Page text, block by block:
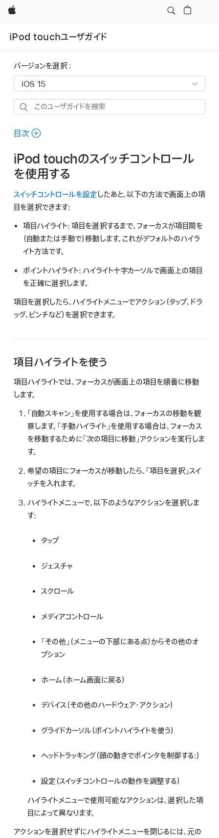
Apple
iPod touchユーザガイド
バージョンを選択：
こ
ユ
ザ
ガ
ド
を
目次
iPod touchのスイッチコントロール
を使用する
スイッチコントロールを設定したあと、以下の方法で画面上の項
目を選択できます:
項目ハイライト: 項目を選択するまで、フォーカスが項目間を
（自動または手動で）移動します。これがデフォルトのハイラ
イト方法です。
ポイントハイライト: ハイライト十字カーソルで画面上の項目
を正確に選択します。
項目を選択したら、ハイライトメニューでアクション（タップ、ドラ
ッグ、ピンチなど）を選択できます。
項目ハイライトを使う
項目ハイライトでは、フォーカスが画面上の項目を順番に移動
します。
「自動スキャン」を使用する場合は、フォーカスの移動を観
察します。「手動ハイライト」を使用する場合は、フォーカス
を移動するために「次の項目に移動」アクションを実行しま
す。
希望の項目にフォーカスが移動したら、「項目を選択」スイ
ッチを入れます。
ハイライトメニューで、以下のようなアクションを選択しま
す:
タップ
ジェスチャ
スクロール
メディアコントロール
「その他」（メニューの下部にある点）からその他のオ
プション
ホーム（ホーム画面に戻る）
デバイス（その他のハードウェア・アクション）
グライドカーソル（ポイントハイライトを使う）
ヘッドトラッキング（頭の動きでポインタを制御する:）
設定（スイッチコントロールの動作を調整する）
ハイライトメニューで使用可能なアクションは、選択した項
目によって異なります。
アクションを選択せずにハイライトメニューを閉じるには、元の